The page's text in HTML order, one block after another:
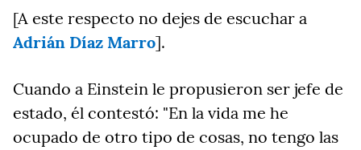
[A este respecto no dejes de escuchar a
Adrián Díaz Marro].
Cuando a Einstein le propusieron ser jefe de
estado, él contestó: "En la vida me he
ocupado de otro tipo de cosas, no tengo las